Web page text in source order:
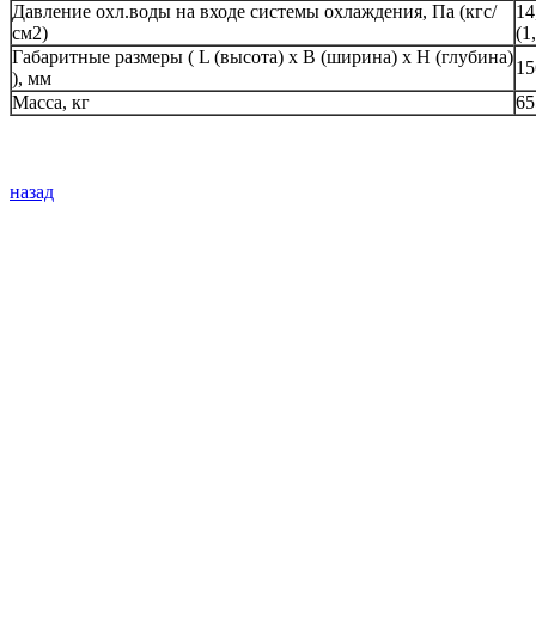
Давление охл.воды на входе системы охлаждения, Па (кгс/
см2)
Габаритные размеры ( L (высота) х В (ширина) х Н (глубина)
), мм
Масса, кг
назад